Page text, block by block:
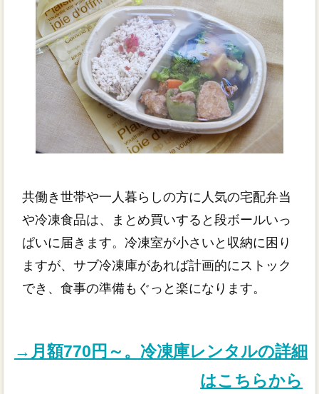
共働き世帯や一人暮らしの方に人気の宅配弁当
や冷凍食品は、まとめ買いすると段ボールいっ
ぱいに届きます。冷凍室が小さいと収納に困り
ますが、サブ冷凍庫があれば計画的にストック
でき、食事の準備もぐっと楽になります。
→月額770円～。冷凍庫レンタルの詳細
はこちらから